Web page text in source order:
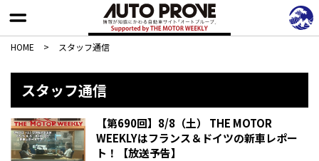
HOME > スタッフ通信
スタッフ通信
【第690回】8/8（土） THE MOTOR
WEEKLYはフランス＆ドイツの新車レポー
ト！【放送予告】